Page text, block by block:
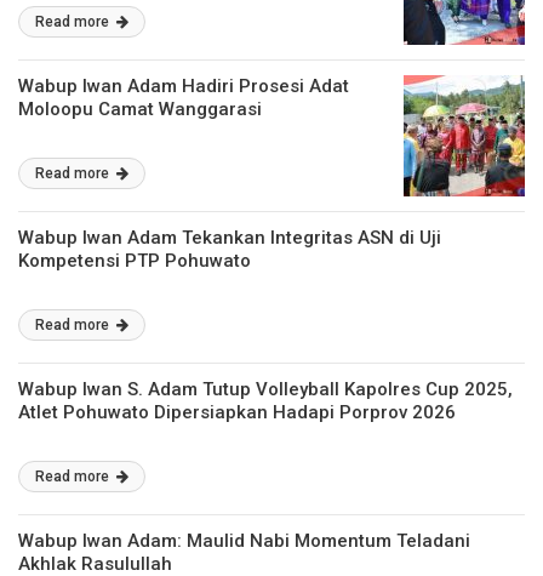
Read more
Wabup Iwan Adam Hadiri Prosesi Adat
Moloopu Camat Wanggarasi
Read more
Wabup Iwan Adam Tekankan Integritas ASN di Uji
Kompetensi PTP Pohuwato
Read more
Wabup Iwan S. Adam Tutup Volleyball Kapolres Cup 2025,
Atlet Pohuwato Dipersiapkan Hadapi Porprov 2026
Read more
Wabup Iwan Adam: Maulid Nabi Momentum Teladani
Akhlak Rasulullah